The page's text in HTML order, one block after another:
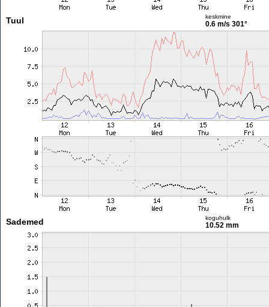
Tuul keskmine
0.6 m/s 301°
Sademed koguhulk
10.52 mm